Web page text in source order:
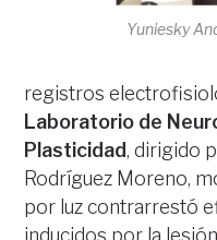
Yuniesky
registros
Laboratorio de
Plasticidad, dirigido
Rodríguez Moreno,
por luz contrarrestó